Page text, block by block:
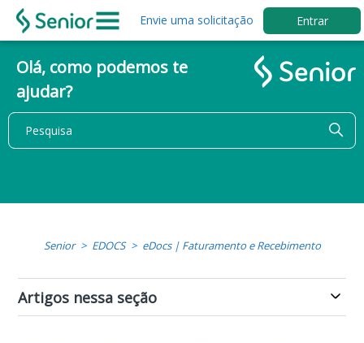
Envie uma solicitação Entrar
Olá, como podemos te
ajudar?
Senior EDOCS eDocs | Faturamento e Recebimento
Artigos nessa seção